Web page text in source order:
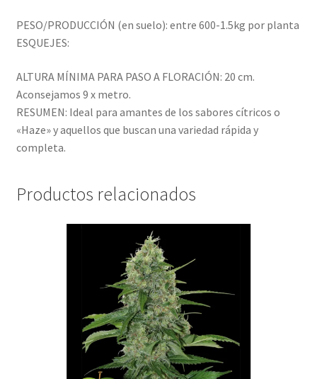
PESO/PRODUCCIÓN (en suelo): entre 600-1.5kg por planta
ESQUEJES:
ALTURA MÍNIMA PARA PASO A FLORACIÓN: 20 cm.
Aconsejamos 9 x metro.
RESUMEN: Ideal para amantes de los sabores cítricos o
«Haze» y aquellos que buscan una variedad rápida y
completa.
Productos relacionados